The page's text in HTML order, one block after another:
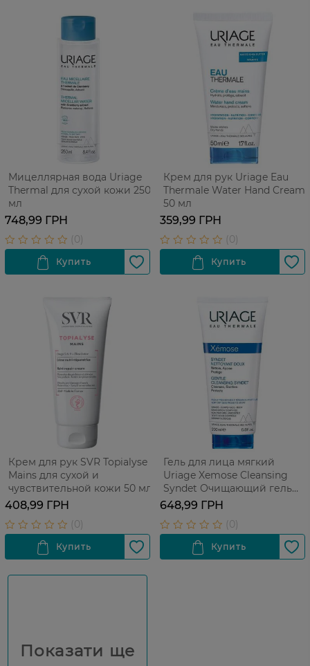
Мицеллярная вода Uriage
Thermal для сухой кожи 250
мл
748,99 ГРН
Крем для рук Uriage Eau
Thermale Water Hand Cream
50 мл
359,99 ГРН
Крем для рук SVR Topialyse
Mains для сухой и
чувствительной кожи 50 мл
408,99 ГРН
Гель для лица мягкий
Uriage Xemose Cleansing
Syndet Очищающий гель
для лица 200 мл
648,99 ГРН
Показати ще